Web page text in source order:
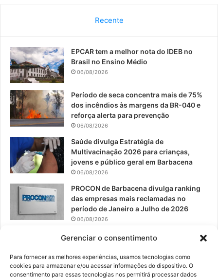
Gerenciar o consentimento
Para fornecer as melhores experiências, usamos tecnologias como
cookies para armazenar e/ou acessar informações do dispositivo. O
consentimento para essas tecnologias nos permitirá processar dados
b
o
o
k
u
e
a
r
a
Recente
EPCAR tem a melhor nota do IDEB no
Brasil no Ensino Médio
06/08/2026
Período de seca concentra mais de 75%
dos incêndios às margens da BR-040 e
reforça alerta para prevenção
06/08/2026
Saúde divulga Estratégia de
Multivacinação 2026 para crianças,
jovens e público geral em Barbacena
06/08/2026
PROCON de Barbacena divulga ranking
das empresas mais reclamadas no
período de Janeiro a Julho de 2026
06/08/2026
Prefeitura convoca organizações de
Resíduos Sólidos
05/08/2026